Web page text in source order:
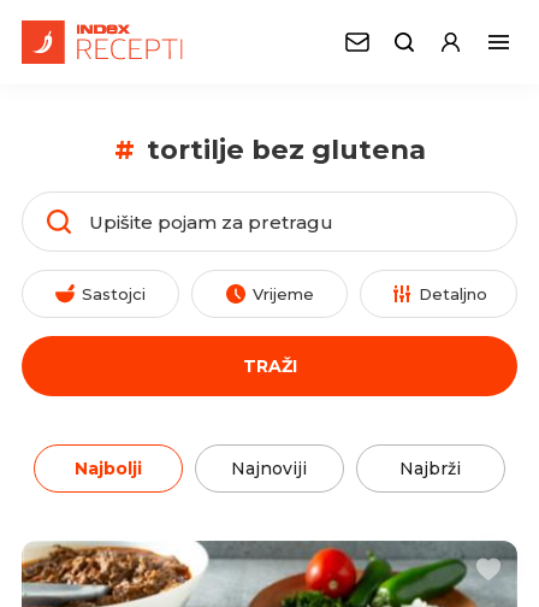
# tortilje bez glutena
Sastojci Vrijeme Detaljno
TRAŽI
Najbolji Najnoviji Najbrži